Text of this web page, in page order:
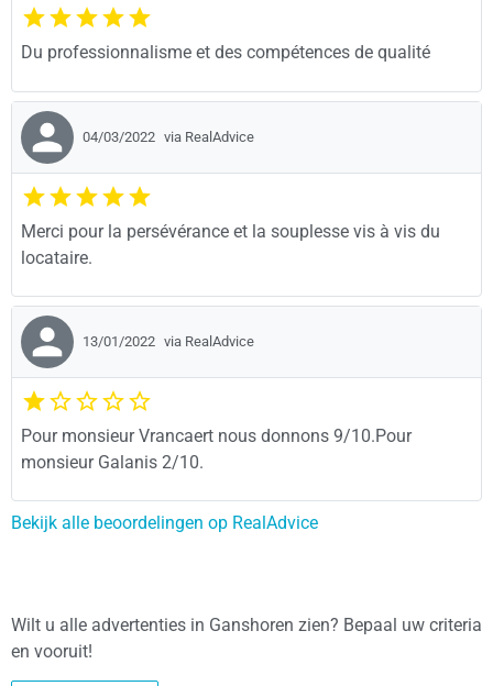
Du professionnalisme et des compétences de qualité
04/03/2022 via RealAdvice
Merci pour la persévérance et la souplesse vis à vis du
locataire.
13/01/2022 via RealAdvice
Pour monsieur Vrancaert nous donnons 9/10.Pour
monsieur Galanis 2/10.
Bekijk alle beoordelingen op RealAdvice
Wilt u alle advertenties in Ganshoren zien? Bepaal uw criteria
en vooruit!